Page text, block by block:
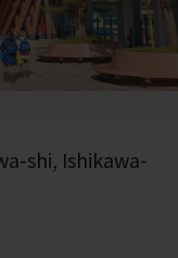
shi, Ishikawa-